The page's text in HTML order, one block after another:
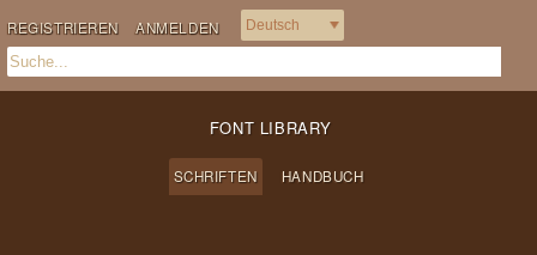
REGISTRIEREN ANMELDEN
FONT LIBRARY
SCHRIFTEN HANDBUCH